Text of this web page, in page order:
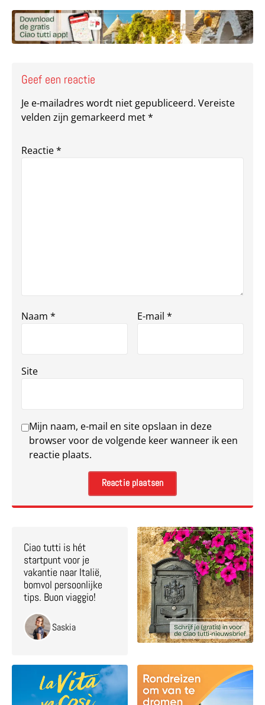
Geef een reactie
Je e-mailadres wordt niet gepubliceerd. Vereiste
velden zijn gemarkeerd met*
Reactie*
Naam * E-mail *
Site
Mijn naam, e-mail en site opslaan in deze
browser voor de volgende keer wanneer ik een
reactie plaats.
Ciao tutti is hét
startpunt voor je
vakantie naar Italië,
bomvol persoonlijke
tips. Buon viaggio!
Saskia